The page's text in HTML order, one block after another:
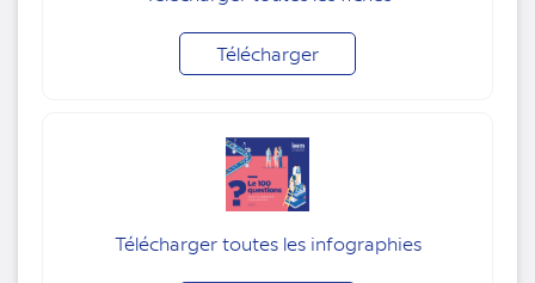
Télécharger
Télécharger toutes les infographies